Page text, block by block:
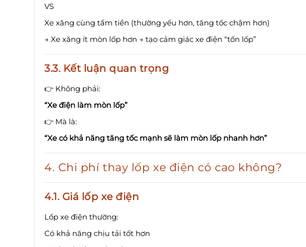
VS
Xe xăng cùng tầm tiền (thường yếu hơn, tăng tốc chậm hơn)
→ Xe xăng ít mòn lốp hơn → tạo cảm giác xe điện “tốn lốp”
3.3. Kết luận quan trọng
👉 Không phải:
“Xe điện làm mòn lốp”
👉 Mà là:
“Xe có khả năng tăng tốc mạnh sẽ làm mòn lốp nhanh hơn”
4. Chi phí thay lốp xe điện có cao không?
4.1. Giá lốp xe điện
Lốp xe điện thường:
Có khả năng chịu tải tốt hơn